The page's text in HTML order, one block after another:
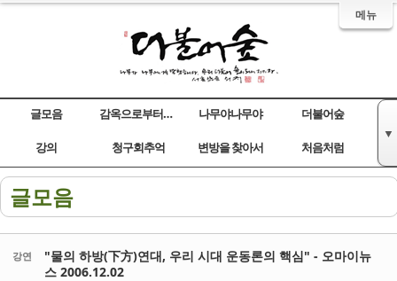
메뉴
글모음 감옥으로부터의 사색 나무야나무야 더불어숲
강의
▼
청구회추억
변방을 찾아서 처음처럼
글모음
강연
"물의 하방(下方)연대, 우리 시대 운동론의 핵심" - 오마이뉴
스 2006.12.02
Sketchbook5, 스케치북5
Sketchbook5, 스케치북5
Sketchbook5, 스케치북5
Sketchbook5, 스케치북5